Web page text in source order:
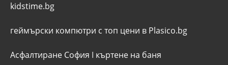
kidstime.bg
геймърски компютри с топ цени в Plasico.bg
Асфалтиране София I къртене на баня